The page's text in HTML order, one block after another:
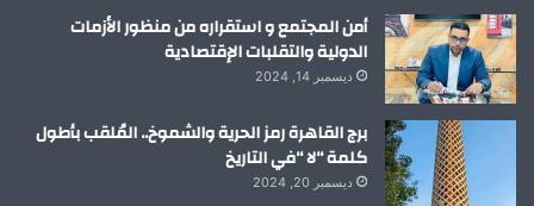
أمن المجتمع و استقراره من منظور الأزمات
الدولية والتقلبات الإقتصادية
ديسمبر 14, 2024
برج القاهرة رمز الحرية والشموخ.. المُلقب بأطول
كلمة “لا “في التاريخ
ديسمبر 20, 2024